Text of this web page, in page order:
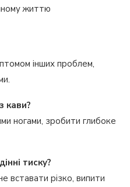
життю
інших проблем,
кави?
ногами, зробити глибоке
тиску?
вставати різко, випити